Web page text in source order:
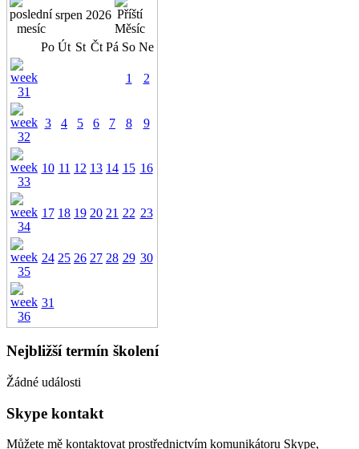
srpen 2026
Po Út St Čt Pá So Ne
1 2
3 4 5 6 7 8 9
10 11 12 13 14 15 16
17 18 19 20 21 22 23
24 25 26 27 28 29 30
31
Nejbližší termín školení
Žádné události
Skype kontakt
Můžete mě kontaktovat prostřednictvím komunikátoru Skype,